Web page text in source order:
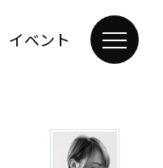
イベント